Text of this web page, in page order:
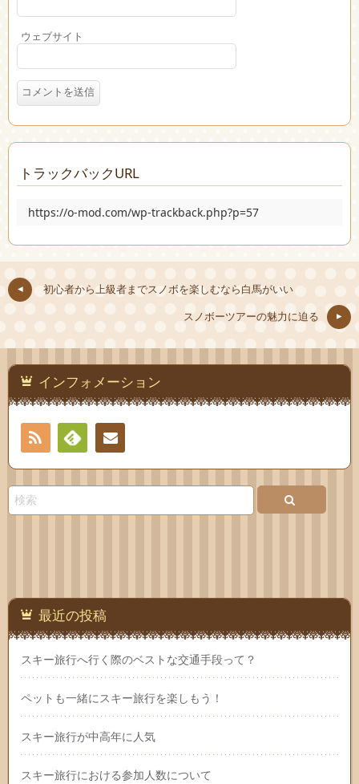
ウェブサイト
トラックバックURL
https://o-mod.com/wp-trackback.php?p=57
初心者から上級者までスノボを楽しむなら白馬がいい
スノボーツアーの魅力に迫る
インフォメーション
RSS
Feedlyお問
最近の投稿
スキー旅行へ行く際のベストな交通手段って？
ペットも一緒にスキー旅行を楽しもう！
スキー旅行が中高年に人気
スキー旅行における参加人数について